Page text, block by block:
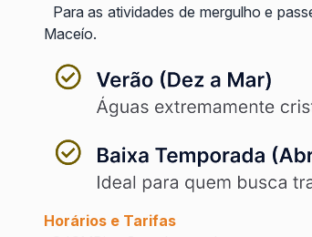
Para as atividades de mergulho e
Maceío.
Horários e Tarifas